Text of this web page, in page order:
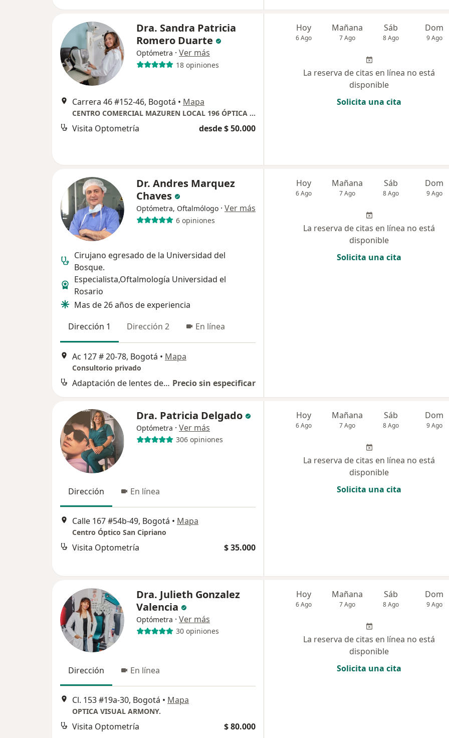
Dra. Sandra Patricia
Romero Duarte
Optómetra · Ver más
18 opiniones
Carrera 46 #152-46, Bogotá • Mapa
CENTRO COMERCIAL MAZUREN LOCAL 196 ÓPTICA NATURAL VISION
Visita Optometría desde $ 50.000
Hoy
6 Ago
Mañana
7 Ago
Sáb
8 Ago
Dom
9 Ago
La reserva de citas en línea no está
disponible
Solicita una cita
Dr. Andres Marquez
Chaves
Optómetra, Oftalmólogo · Ver más
6 opiniones
Cirujano egresado de la Universidad del
Bosque.
Especialista,Oftalmología Universidad el
Rosario
Mas de 26 años de experiencia
Dirección 1
Dirección 2 En línea
Ac 127 # 20-78, Bogotá • Mapa
Consultorio privado
Adaptación de lentes de contacto Precio sin especificar
Hoy
6 Ago
Mañana
7 Ago
Sáb
8 Ago
Dom
9 Ago
La reserva de citas en línea no está
disponible
Solicita una cita
Dra. Patricia Delgado
Optómetra · Ver más
306 opiniones
Dirección En línea
Calle 167 #54b-49, Bogotá • Mapa
Centro Óptico San Cipriano
Visita Optometría $ 35.000
Hoy
6 Ago
Mañana
7 Ago
Sáb
8 Ago
Dom
9 Ago
La reserva de citas en línea no está
disponible
Solicita una cita
Dra. Julieth Gonzalez
Valencia
Optómetra · Ver más
30 opiniones
Dirección En línea
Cl. 153 #19a-30, Bogotá • Mapa
OPTICA VISUAL ARMONY.
Visita Optometría $ 80.000
Hoy
6 Ago
Mañana
7 Ago
Sáb
8 Ago
Dom
9 Ago
La reserva de citas en línea no está
disponible
Solicita una cita